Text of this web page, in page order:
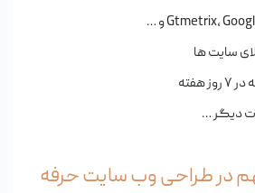
سایت ها
دیگر …
در طراحی وب سایت حرفه